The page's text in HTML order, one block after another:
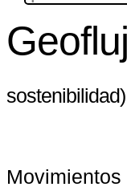
sostenibilidad)